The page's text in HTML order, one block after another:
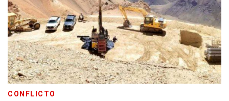
CONFLICTO